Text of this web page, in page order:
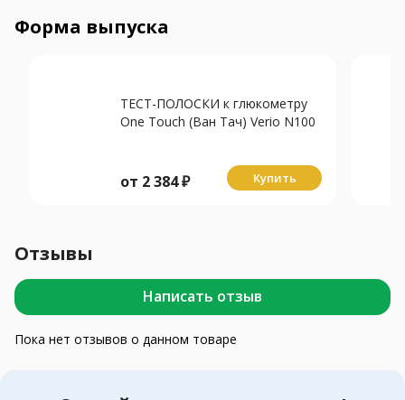
Форма выпуска
ТЕСТ-ПОЛОСКИ к глюкометру
One Touch (Ван Тач) Verio N100
от 2 384₽ Купить
Отзывы
Написать отзыв
Пока нет отзывов о данном товаре